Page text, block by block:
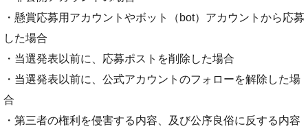
・懸賞応募用アカウントやボット（bot）アカウントから応募
した場合
・当選発表以前に、応募ポストを削除した場合
・当選発表以前に、公式アカウントのフォローを解除した場
合
・第三者の権利を侵害する内容、及び公序良俗に反する内容